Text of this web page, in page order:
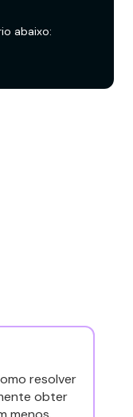
abaixo:
resolver
obter